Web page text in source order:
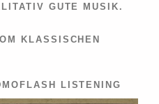
GUTE MUSIK.
KLASSISCHEN
LISTENING